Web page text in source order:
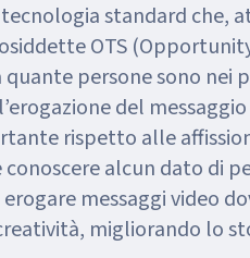
standard che,
OTS
persone sono nei
del
rispetto alle
alcun dato di
messaggi video
migliorando lo